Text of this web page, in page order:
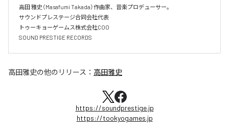
高田 雅史（Masafumi Takada）作曲家、音楽プロデューサー。
サウンドプレステージ合同会社代表
トゥーキョーゲームス株式会社COO
SOUND PRESTIGE RECORDS
高田雅史の他のリリース： 高田雅史
https://soundprestige.jp
https://tookyogames.jp